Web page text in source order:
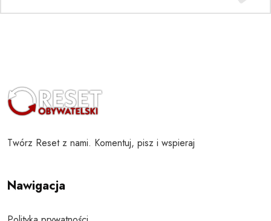
Twórz Reset z nami. Komentuj, pisz i wspieraj
Nawigacja